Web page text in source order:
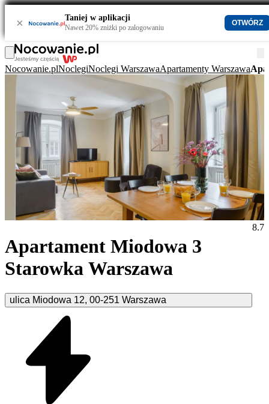
× Taniej w aplikacji
Nawet 20% zniżki po zalogowaniu
OTWÓRZ
Nocowanie.plNoclegiNoclegi WarszawaApartamenty Warszawa
Apartament Miodowa 3
Starowka Warszawa
ulica Miodowa 12, 00-251 Warszawa
8.7